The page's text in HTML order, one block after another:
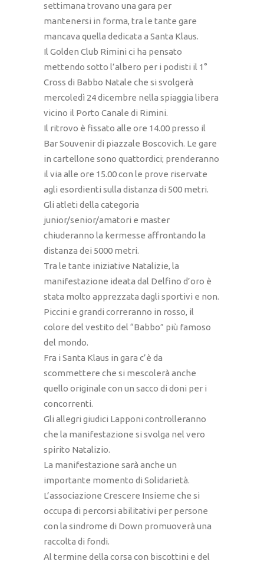
settimana trovano una gara per
mantenersi in forma, tra le tante gare
mancava quella dedicata a Santa Klaus.
Il Golden Club Rimini ci ha pensato
mettendo sotto l’albero per i podisti il 1°
Cross di Babbo Natale che si svolgerà
mercoledì 24 dicembre nella spiaggia libera
vicino il Porto Canale di Rimini.
Il ritrovo è fissato alle ore 14.00 presso il
Bar Souvenir di piazzale Boscovich. Le gare
in cartellone sono quattordici; prenderanno
il via alle ore 15.00 con le prove riservate
agli esordienti sulla distanza di 500 metri.
Gli atleti della categoria
junior/senior/amatori e master
chiuderanno la kermesse affrontando la
distanza dei 5000 metri.
Tra le tante iniziative Natalizie, la
manifestazione ideata dal Delfino d’oro è
stata molto apprezzata dagli sportivi e non.
Piccini e grandi correranno in rosso, il
colore del vestito del “Babbo” più famoso
del mondo.
Fra i Santa Klaus in gara c’è da
scommettere che si mescolerà anche
quello originale con un sacco di doni per i
concorrenti.
Gli allegri giudici Lapponi controlleranno
che la manifestazione si svolga nel vero
spirito Natalizio.
La manifestazione sarà anche un
importante momento di Solidarietà.
L’associazione Crescere Insieme che si
occupa di percorsi abilitativi per persone
con la sindrome di Down promuoverà una
raccolta di fondi.
Al termine della corsa con biscottini e del